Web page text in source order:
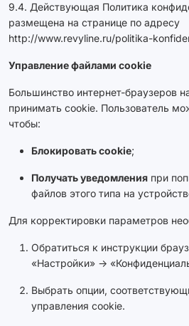
9.4. Действующая Политика
размещена на странице по адресу
http://www.revyline.ru/politika-
Управление файлами cookie
Большинство интернет-браузеров
принимать cookie. Пользователь
чтобы:
Блокировать cookie;
Получать уведомления при
файлов этого типа на
Для корректировки параметров
Обратиться к инструкции
«Настройки» →
Выбрать опции,
управления cookie.